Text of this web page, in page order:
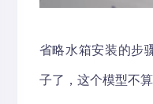
省略水箱安装的步
子了，这个模型不算